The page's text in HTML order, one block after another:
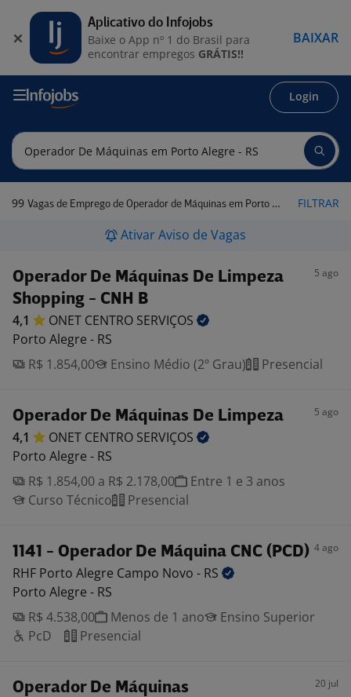
Login
99 Vagas de Emprego de Operador de Máquinas em Porto Alegre - RS FILTRAR
Ativar Aviso de Vagas
Operador De Máquinas De Limpeza
Shopping - CNH B
5 ago
4,1 ONET CENTRO SERVIÇOS
Porto Alegre - RS
R$ 1.854,00
Ensino Médio (2º Grau) Presencial
Operador De Máquinas De Limpeza 5 ago
4,1 ONET CENTRO SERVIÇOS
Porto Alegre - RS
R$ 1.854,00 a R$ 2.178,00
Entre 1 e 3 anos
Curso Técnico
Presencial
1141 - Operador De Máquina CNC (PCD) 4 ago
RHF Porto Alegre Campo Novo - RS
Porto Alegre - RS
R$ 4.538,00
Menos de 1 ano
Ensino Superior
PcD
Presencial
Operador De Máquinas 20 jul
Aplicativo do Infojobs
Baixe o App nº 1 do Brasil para
encontrar empregos GRÁTIS!!
BAIXAR